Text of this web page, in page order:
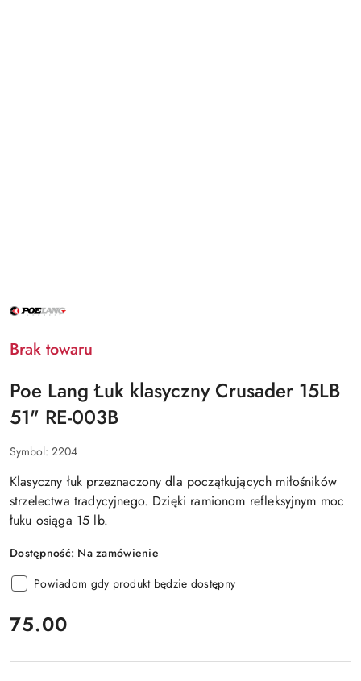
NAZWA
PRODUCENTA:
LANG
ENTERPRISE
Brak towaru
Poe Lang Łuk klasyczny Crusader 15LB
51" RE-003B
Symbol: 2204
Klasyczny łuk przeznaczony dla początkujących miłośników
strzelectwa tradycyjnego. Dzięki ramionom refleksyjnym moc
łuku osiąga 15 lb.
Dostępność: Na zamówienie
Powiadom gdy produkt będzie dostępny
cena:
75.00